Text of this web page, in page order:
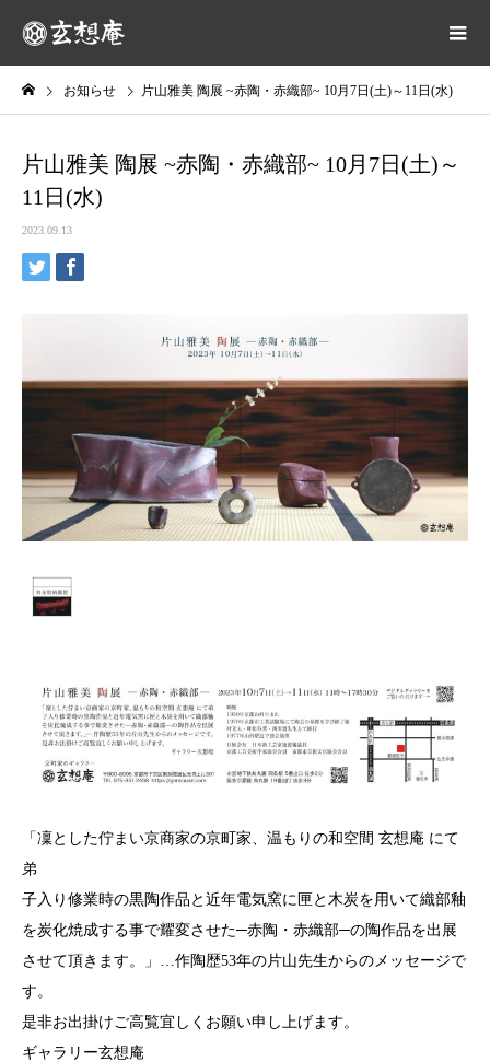
お知らせ 片山雅美 陶展 ~赤陶・赤織部~ 10月7日(土)～11日(水)
片山雅美 陶展 ~赤陶・赤織部~ 10月7日(土)～
11日(水)
2023.09.13
「凜とした佇まい京商家の京町家、温もりの和空間 玄想庵 にて
弟
子入り修業時の黒陶作品と近年電気窯に匣と木炭を用いて織部釉
を炭化焼成する事で耀変させた─赤陶・赤織部─の陶作品を出展
させて頂きます。」…作陶歴53年の片山先生からのメッセージで
す。
是非お出掛けご高覧宜しくお願い申し上げます。
ギャラリー玄想庵